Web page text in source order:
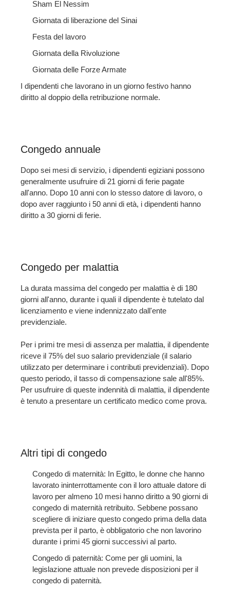
Sham El Nessim
Giornata di liberazione del Sinai
Festa del lavoro
Giornata della Rivoluzione
Giornata delle Forze Armate
I dipendenti che lavorano in un giorno festivo hanno
diritto al doppio della retribuzione normale.
Congedo annuale
Dopo sei mesi di servizio, i dipendenti egiziani possono
generalmente usufruire di 21 giorni di ferie pagate
all'anno. Dopo 10 anni con lo stesso datore di lavoro, o
dopo aver raggiunto i 50 anni di età, i dipendenti hanno
diritto a 30 giorni di ferie.
Congedo per malattia
La durata massima del congedo per malattia è di 180
giorni all'anno, durante i quali il dipendente è tutelato dal
licenziamento e viene indennizzato dall'ente
previdenziale.
Per i primi tre mesi di assenza per malattia, il dipendente
riceve il 75% del suo salario previdenziale (il salario
utilizzato per determinare i contributi previdenziali). Dopo
questo periodo, il tasso di compensazione sale all'85%.
Per usufruire di queste indennità di malattia, il dipendente
è tenuto a presentare un certificato medico come prova.
Altri tipi di congedo
Congedo di maternità: In Egitto, le donne che hanno
lavorato ininterrottamente con il loro attuale datore di
lavoro per almeno 10 mesi hanno diritto a 90 giorni di
congedo di maternità retribuito. Sebbene possano
scegliere di iniziare questo congedo prima della data
prevista per il parto, è obbligatorio che non lavorino
durante i primi 45 giorni successivi al parto.
Congedo di paternità: Come per gli uomini, la
legislazione attuale non prevede disposizioni per il
congedo di paternità.